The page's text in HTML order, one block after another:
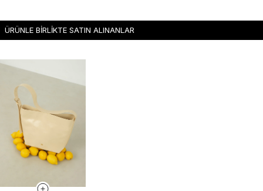
ÜRÜNLE BİRLİKTE SATIN ALINANLAR